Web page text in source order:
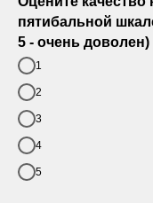
пятибальной
5 - очень доволен)
1
2
3
4
5